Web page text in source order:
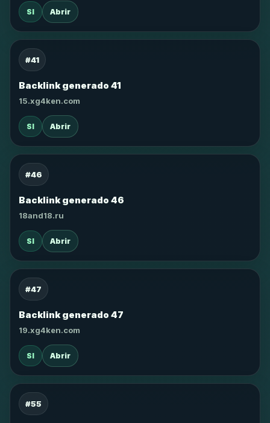
SI Abrir
#41
Backlink generado 41
15.xg4ken.com
SI Abrir
#46
Backlink generado 46
18and18.ru
SI Abrir
#47
Backlink generado 47
19.xg4ken.com
SI Abrir
#55